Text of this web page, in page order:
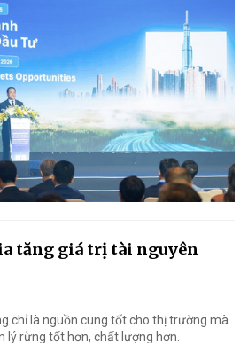
tăng giá trị tài nguyên
chỉ là nguồn cung tốt cho thị trường mà
lý rừng tốt hơn, chất lượng hơn.